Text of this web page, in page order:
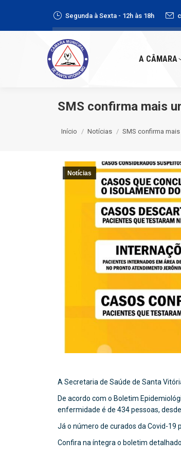
Segunda à Sexta - 12h às 18h
A CÂMARA
SMS confirma mais
Início Notícias SMS confirma
Notícias
A Secretaria de Saúde de Santa
De acordo com o Boletim
enfermidade é de 434 pessoas,
Já o número de curados da Covid-19
Confira na íntegra o boletim
A CÂMARA